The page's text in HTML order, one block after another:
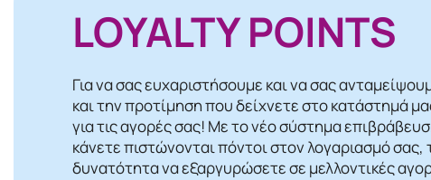
LOYALTY POINTS
Για να σας ευχαριστήσουμε και να σας
και την προτίμηση που δείχνετε στο κατάστημά
για τις αγορές σας! Mε το νέο σύστημα
κάνετε πιστώνονται πόντοι στον λογαριασμό σας,
δυνατότητα να εξαργυρώσετε σε μελλοντικές